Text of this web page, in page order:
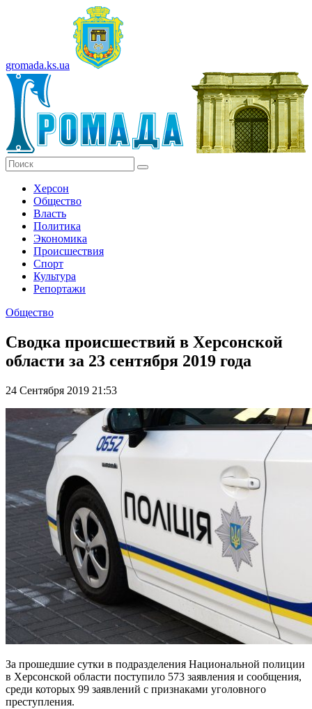
gromada.ks.ua
Херсон
Общество
Власть
Политика
Экономика
Происшествия
Спорт
Культура
Репортажи
Общество
Сводка происшествий в Херсонской
области за 23 сентября 2019 года
24 Сентября 2019 21:53
За прошедшие сутки в подразделения Национальной полиции
в Херсонской области поступило 573 заявления и сообщения,
среди которых 99 заявлений с признаками уголовного
преступления.